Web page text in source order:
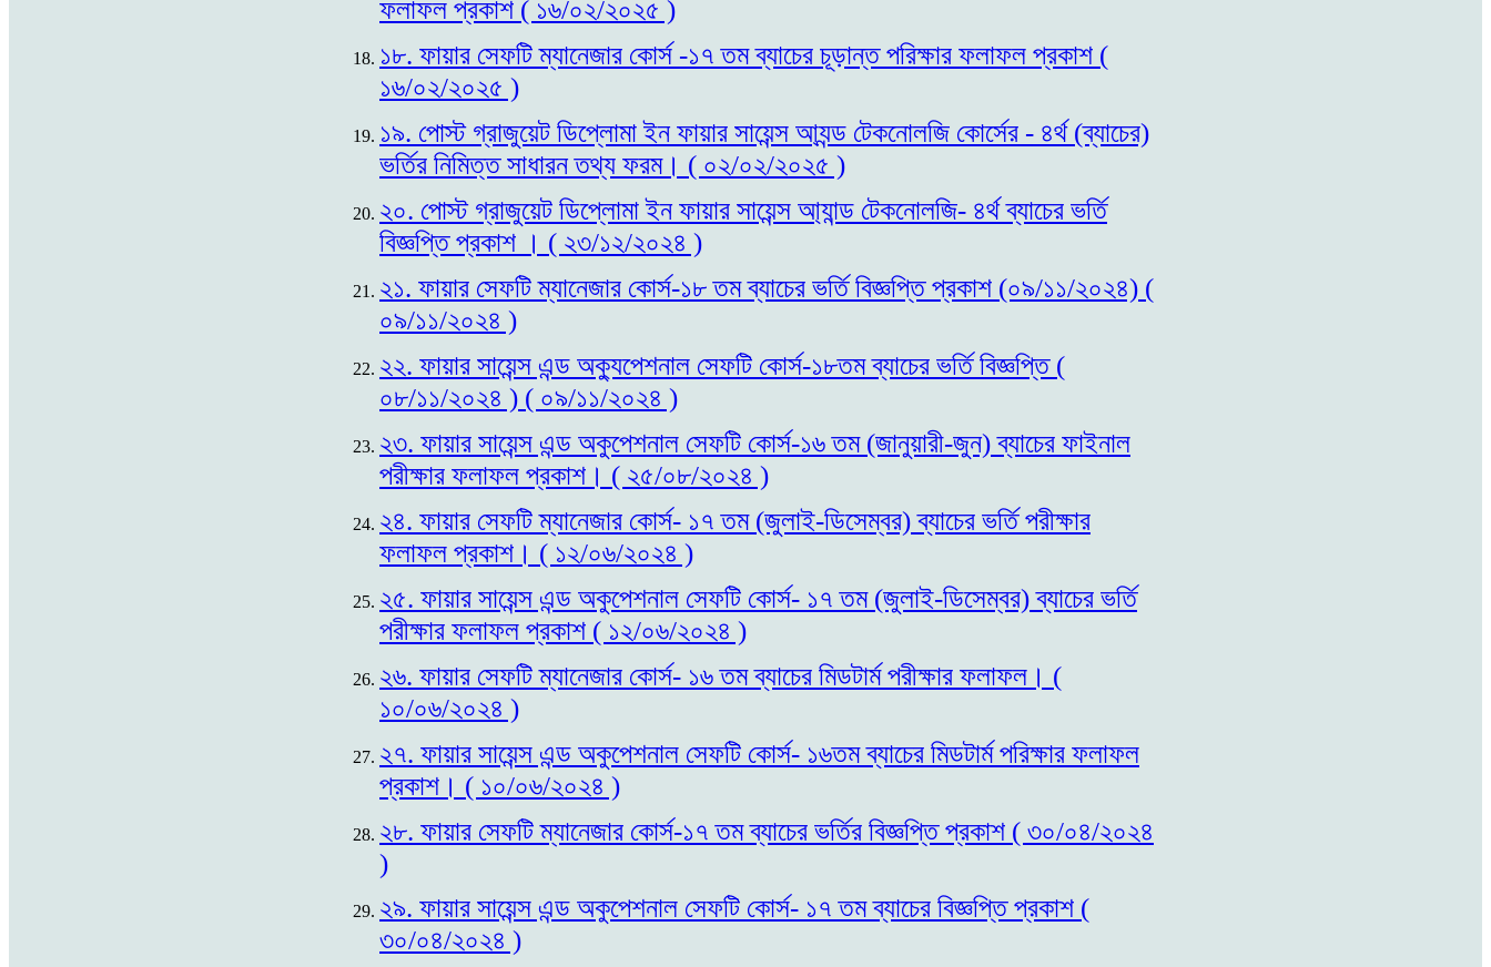
ফলাফল প্রকাশ ( ১৬/০২/২০২৫ )
১৮. ফায়ার সেফটি ম্যানেজার কোর্স -১৭ তম ব্যাচের চূড়ান্ত পরিক্ষার ফলাফল প্রকাশ (
১৬/০২/২০২৫ )
১৯. পোস্ট গ্রাজুয়েট ডিপ্লোমা ইন ফায়ার সায়েন্স আ্যন্ড টেকনোলজি কোর্সের - ৪র্থ (ব্যাচের)
ভর্তির নিমিত্ত সাধারন তথ্য ফরম। ( ০২/০২/২০২৫ )
২০. পোস্ট গ্রাজুয়েট ডিপ্লোমা ইন ফায়ার সায়েন্স আ্যান্ড টেকনোলজি- ৪র্থ ব্যাচের ভর্তি
বিজ্ঞপ্তি প্রকাশ । ( ২৩/১২/২০২৪ )
২১. ফায়ার সেফটি ম্যানেজার কোর্স-১৮ তম ব্যাচের ভর্তি বিজ্ঞপ্তি প্রকাশ (০৯/১১/২০২৪) (
০৯/১১/২০২৪ )
২২. ফায়ার সায়েন্স এন্ড অক্যুপেশনাল সেফটি কোর্স-১৮তম ব্যাচের ভর্তি বিজ্ঞপ্তি (
০৮/১১/২০২৪ ) ( ০৯/১১/২০২৪ )
২৩. ফায়ার সায়েন্স এন্ড অকুপেশনাল সেফটি কোর্স-১৬ তম (জানুয়ারী-জুন) ব্যাচের ফাইনাল
পরীক্ষার ফলাফল প্রকাশ। ( ২৫/০৮/২০২৪ )
২৪. ফায়ার সেফটি ম্যানেজার কোর্স- ১৭ তম (জুলাই-ডিসেম্বর) ব্যাচের ভর্তি পরীক্ষার
ফলাফল প্রকাশ। ( ১২/০৬/২০২৪ )
২৫. ফায়ার সায়েন্স এন্ড অকুপেশনাল সেফটি কোর্স- ১৭ তম (জুলাই-ডিসেম্বর) ব্যাচের ভর্তি
পরীক্ষার ফলাফল প্রকাশ ( ১২/০৬/২০২৪ )
২৬. ফায়ার সেফটি ম্যানেজার কোর্স- ১৬ তম ব্যাচের মিডটার্ম পরীক্ষার ফলাফল। (
১০/০৬/২০২৪ )
২৭. ফায়ার সায়েন্স এন্ড অকুপেশনাল সেফটি কোর্স- ১৬তম ব্যাচের মিডটার্ম পরিক্ষার ফলাফল
প্রকাশ। ( ১০/০৬/২০২৪ )
২৮. ফায়ার সেফটি ম্যানেজার কোর্স-১৭ তম ব্যাচের ভর্তির বিজ্ঞপ্তি প্রকাশ ( ৩০/০৪/২০২৪
)
২৯. ফায়ার সায়েন্স এন্ড অকুপেশনাল সেফটি কোর্স- ১৭ তম ব্যাচের বিজ্ঞপ্তি প্রকাশ (
৩০/০৪/২০২৪ )